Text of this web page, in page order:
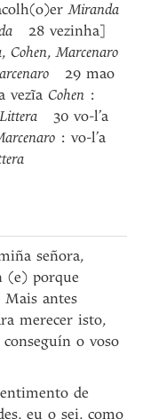
Miranda
28 vezinha]
,Cohen,Marcenaro
29 mao
vezĩaCohen :
Littera 30 vo-l’a
: vo-l’a
señora,
(e) porque
antes
merecer isto,
o voso
de
eu o sei, como